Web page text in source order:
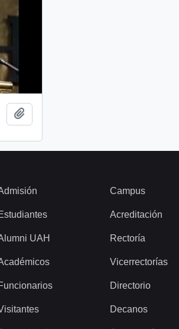
UAH
Campus
Acreditación
Rectoría
Vicerrectorías
Directorio
Decanos